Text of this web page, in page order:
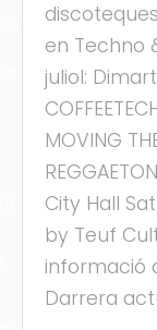
en Techno
juliol:
MOVING
City Hall
by Teuf
informació
Darrera